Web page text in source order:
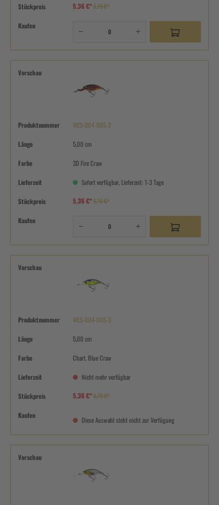
Stückpreis 5,36 €*6,70 €*
Kaufen
Vorschau
Produktnummer WES-004-005-2
Länge 5,00 cm
Farbe 3D Fire Craw
Lieferzeit Sofort verfügbar, Lieferzeit: 1-3 Tage
Stückpreis 5,36 €*6,70 €*
Kaufen
Vorschau
Produktnummer WES-004-005-3
Länge 5,00 cm
Farbe Chart. Blue Craw
Lieferzeit Nicht mehr verfügbar
Stückpreis 5,36 €*6,70 €*
Kaufen
Diese Auswahl steht nicht zur Verfügung
Vorschau